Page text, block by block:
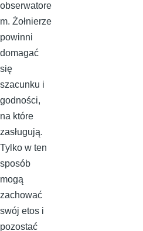
obserwatore
m. Żołnierze
powinni
domagać
się
szacunku i
godności,
na które
zasługują.
Tylko w ten
sposób
mogą
zachować
swój etos i
pozostać